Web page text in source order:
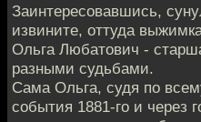
Заинтересовавшись,
извините, оттуда
Ольга Любатович -
разными судьбами.
Сама Ольга, судя по
события 1881-го и через